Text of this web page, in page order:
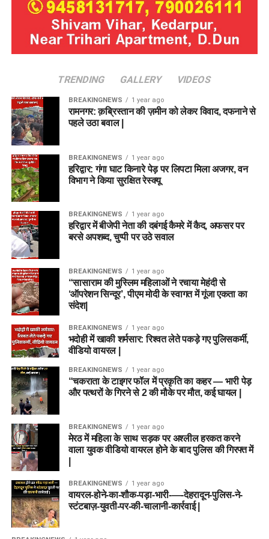
TRENDING GALLERY VIDEOS
BREAKINGNEWS 1 year ago
रामनगर: क़ब्रिस्तान की ज़मीन को लेकर विवाद, दफनाने से
पहले उठा बवाल |
BREAKINGNEWS 1 year ago
हरिद्वार: गंगा घाट किनारे पेड़ पर लिपटा मिला अजगर, वन
विभाग ने किया सुरक्षित रेस्क्यू
BREAKINGNEWS 1 year ago
हरिद्वार में बीजेपी नेता की दबंगई कैमरे में कैद, अफसर पर
बरसे अपशब्द, चुप्पी पर उठे सवाल
BREAKINGNEWS 1 year ago
“सासाराम की मुस्लिम महिलाओं ने रचाया मेहंदी से
‘ऑपरेशन सिन्दूर’, पीएम मोदी के स्वागत में गूंजा एकता का
संदेश|
BREAKINGNEWS 1 year ago
भदोही में खाकी शर्मसार: रिश्वत लेते पकड़े गए पुलिसकर्मी,
वीडियो वायरल |
BREAKINGNEWS 1 year ago
“चकराता के टाइगर फॉल में प्रकृति का कहर — भारी पेड़
और पत्थरों के गिरने से 2 की मौके पर मौत, कई घायल |
BREAKINGNEWS 1 year ago
मेरठ में महिला के साथ सड़क पर अश्लील हरकत करने
वाला युवक वीडियो वायरल होने के बाद पुलिस की गिरफ्त में
BREAKINGNEWS 1 year ago
वायरल-होने-का-शौक-पड़ा-भारी-—-देहरादून-पुलिस-ने-
स्टंटबाज़-युवती-पर-की-चालानी-कार्रवाई |